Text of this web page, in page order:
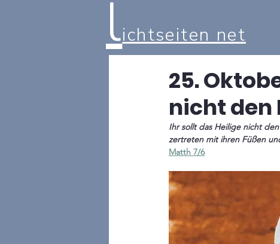
lichtseiten net
25.
nicht den
Ihr sollt das Heilige nicht
zertreten mit ihren Füßen
Matth 7/6